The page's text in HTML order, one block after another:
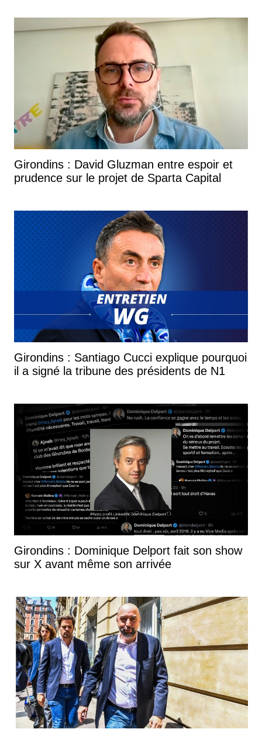
Girondins : David Gluzman entre espoir et
prudence sur le projet de Sparta Capital
Girondins : Santiago Cucci explique pourquoi
il a signé la tribune des présidents de N1
Girondins : Dominique Delport fait son show
sur X avant même son arrivée